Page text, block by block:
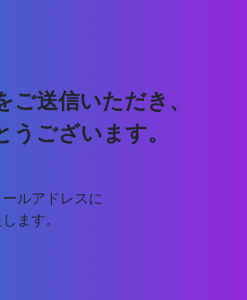
ご送信いただき、
うございます。
ルアドレスに
ます。